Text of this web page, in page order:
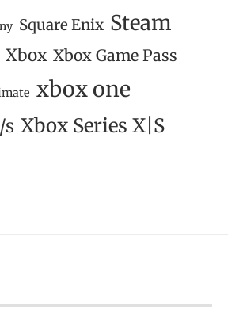
Square Enix Steam
Xbox Xbox Game Pass
xbox one
s Xbox Series X|S